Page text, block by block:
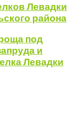
Левадки
района
под
и
Левадки